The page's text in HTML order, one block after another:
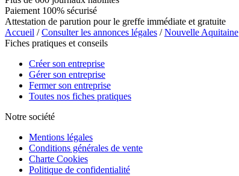
Paiement 100% sécurisé
Attestation de parution pour le greffe immédiate et gratuite
Accueil /Consulter les annonces légales /Nouvelle Aquitaine
Fiches pratiques et conseils
Créer son entreprise
Gérer son entreprise
Fermer son entreprise
Toutes nos fiches pratiques
Notre société
Mentions légales
Conditions générales de vente
Charte Cookies
Politique de confidentialité